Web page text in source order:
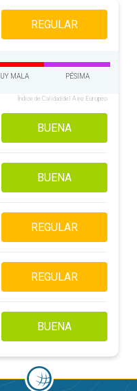
REGULAR
MALA PÉSIMA
Índice de Calidad del Aire Europeo
BUENA
BUENA
REGULAR
REGULAR
BUENA